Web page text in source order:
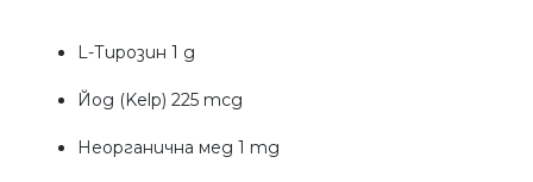
L-Тирозин 1 g
Йод (Kelp) 225 mcg
Неорганична мед 1 mg